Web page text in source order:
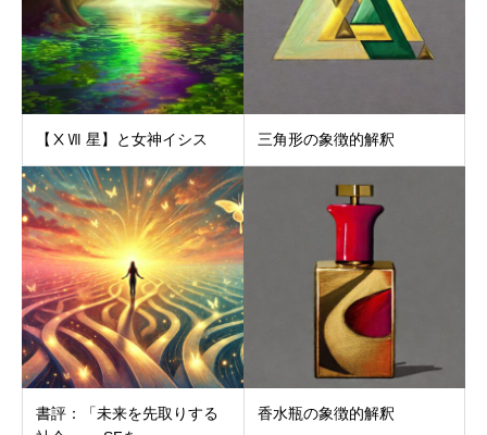
【ⅩⅦ 星】と女神イシス 三角形の象徴的解釈
書評：「未来を先取りする
香水瓶の象徴的解釈